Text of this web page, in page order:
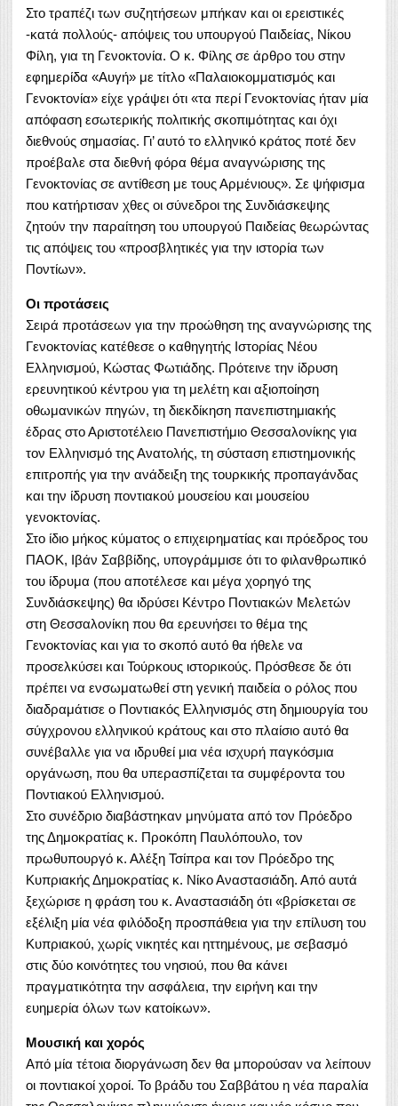
Στο τραπέζι των συζητήσεων μπήκαν και οι ερειστικές
-κατά πολλούς- απόψεις του υπουργού Παιδείας, Νίκου
Φίλη, για τη Γενοκτονία. Ο κ. Φίλης σε άρθρο του στην
εφημερίδα «Αυγή» με τίτλο «Παλαιοκομματισμός και
Γενοκτονία» είχε γράψει ότι «τα περί Γενοκτονίας ήταν μία
απόφαση εσωτερικής πολιτικής σκοπιμότητας και όχι
διεθνούς σημασίας. Γι’ αυτό το ελληνικό κράτος ποτέ δεν
προέβαλε στα διεθνή φόρα θέμα αναγνώρισης της
Γενοκτονίας σε αντίθεση με τους Αρμένιους». Σε ψήφισμα
που κατήρτισαν χθες οι σύνεδροι της Συνδιάσκεψης
ζητούν την παραίτηση του υπουργού Παιδείας θεωρώντας
τις απόψεις του «προσβλητικές για την ιστορία των
Ποντίων».
Οι προτάσεις
Σειρά προτάσεων για την προώθηση της αναγνώρισης της
Γενοκτονίας κατέθεσε ο καθηγητής Ιστορίας Νέου
Ελληνισμού, Κώστας Φωτιάδης. Πρότεινε την ίδρυση
ερευνητικού κέντρου για τη μελέτη και αξιοποίηση
οθωμανικών πηγών, τη διεκδίκηση πανεπιστημιακής
έδρας στο Αριστοτέλειο Πανεπιστήμιο Θεσσαλονίκης για
τον Ελληνισμό της Ανατολής, τη σύσταση επιστημονικής
επιτροπής για την ανάδειξη της τουρκικής προπαγάνδας
και την ίδρυση ποντιακού μουσείου και μουσείου
γενοκτονίας.
Στο ίδιο μήκος κύματος ο επιχειρηματίας και πρόεδρος του
ΠΑΟΚ, Ιβάν Σαββίδης, υπογράμμισε ότι το φιλανθρωπικό
του ίδρυμα (που αποτέλεσε και μέγα χορηγό της
Συνδιάσκεψης) θα ιδρύσει Κέντρο Ποντιακών Μελετών
στη Θεσσαλονίκη που θα ερευνήσει το θέμα της
Γενοκτονίας και για το σκοπό αυτό θα ήθελε να
προσελκύσει και Τούρκους ιστορικούς. Πρόσθεσε δε ότι
πρέπει να ενσωματωθεί στη γενική παιδεία ο ρόλος που
διαδραμάτισε ο Ποντιακός Ελληνισμός στη δημιουργία του
σύγχρονου ελληνικού κράτους και στο πλαίσιο αυτό θα
συνέβαλλε για να ιδρυθεί μια νέα ισχυρή παγκόσμια
οργάνωση, που θα υπερασπίζεται τα συμφέροντα του
Ποντιακού Ελληνισμού.
Στο συνέδριο διαβάστηκαν μηνύματα από τον Πρόεδρο
της Δημοκρατίας κ. Προκόπη Παυλόπουλο, τον
πρωθυπουργό κ. Αλέξη Τσίπρα και τον Πρόεδρο της
Κυπριακής Δημοκρατίας κ. Νίκο Αναστασιάδη. Από αυτά
ξεχώρισε η φράση του κ. Αναστασιάδη ότι «βρίσκεται σε
εξέλιξη μία νέα φιλόδοξη προσπάθεια για την επίλυση του
Κυπριακού, χωρίς νικητές και ηττημένους, με σεβασμό
στις δύο κοινότητες του νησιού, που θα κάνει
πραγματικότητα την ασφάλεια, την ειρήνη και την
ευημερία όλων των κατοίκων».
Μουσική και χορός
Από μία τέτοια διοργάνωση δεν θα μπορούσαν να λείπουν
οι ποντιακοί χοροί. Το βράδυ του Σαββάτου η νέα παραλία